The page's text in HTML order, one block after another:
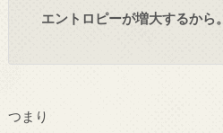
エントロピーが増大するから。
つまり